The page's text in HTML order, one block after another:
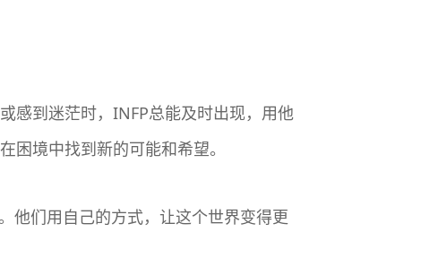
感到迷茫时，INFP总能及时出现，用他
困境中找到新的可能和希望。
他们用自己的方式，让这个世界变得更